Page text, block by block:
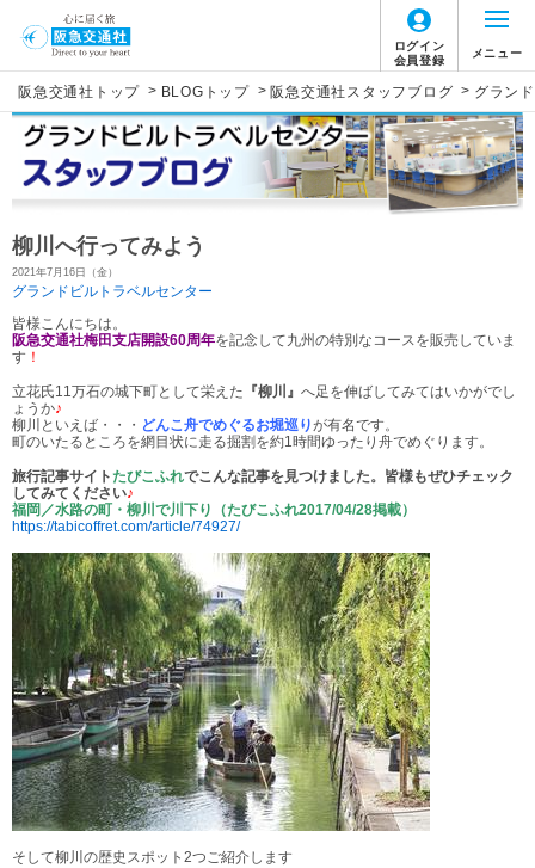
ログイン
会員登録
メニュー
阪急交通社トップ > BLOGトップ > 阪急交通社スタッフブログ > グラン
柳川へ行ってみよう
2021年7月16日（金）
グランドビルトラベルセンター
皆様こんにちは。
阪急交通社梅田支店開設60周年を記念して九州の特別なコースを販売していま
す ！
立花氏11万石の城下町として栄えた 『柳川』 へ足を伸ばしてみてはいかがでし
ょうか♪
柳川といえば・・・ どんこ舟でめぐるお堀巡りが有名です。
町のいたるところを網目状に走る掘割を約1時間ゆったり舟でめぐります。
旅行記事サイトたびこふれでこんな記事を見つけました。皆様もぜひチェック
してみてください♪
福岡／水路の町・柳川で川下り（たびこふれ2017/04/28掲載）
https://tabicoffret.com/article/74927/
そして柳川の歴史スポット2つご紹介します